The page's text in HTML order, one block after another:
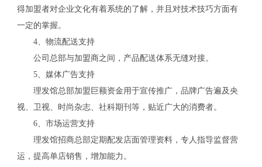
得加盟者对企业文化有着系统的了解，并且对技术技巧方面有
一定的掌握。
4、物流配送支持
公司总部与加盟商之间，产品配送体系无缝对接。
5、媒体广告支持
理发馆总部加盟巨额资金用于宣传推广，品牌广告遍及央
视、卫视、时尚杂志、社科期刊等，贴近广大的消费者。
6、市场运营支持
理发馆招商总部定期配发店面管理资料，专人指导监督营
运，提高单店销售，增加能力。